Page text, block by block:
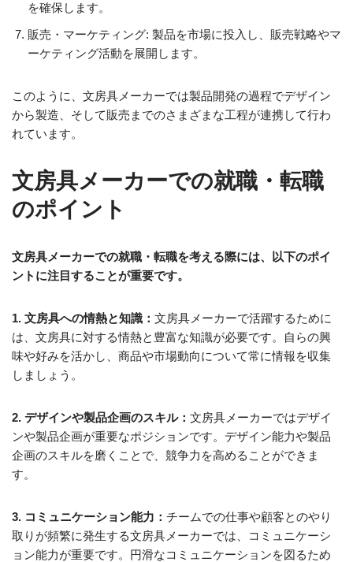
を確保します。
販売・マーケティング: 製品を市場に投入し、販売戦略やマ
ーケティング活動を展開します。
このように、文房具メーカーでは製品開発の過程でデザイン
から製造、そして販売までのさまざまな工程が連携して行わ
れています。
文房具メーカーでの就職・転職
のポイント
文房具メーカーでの就職・転職を考える際には、以下のポイ
ントに注目することが重要です。
1. 文房具への情熱と知識： 文房具メーカーで活躍するために
は、文房具に対する情熱と豊富な知識が必要です。自らの興
味や好みを活かし、商品や市場動向について常に情報を収集
しましょう。
2. デザインや製品企画のスキル： 文房具メーカーではデザイ
ンや製品企画が重要なポジションです。デザイン能力や製品
企画のスキルを磨くことで、競争力を高めることができま
す。
3. コミュニケーション能力： チームでの仕事や顧客とのやり
取りが頻繁に発生する文房具メーカーでは、コミュニケーシ
ョン能力が重要です。円滑なコミュニケーションを図るため